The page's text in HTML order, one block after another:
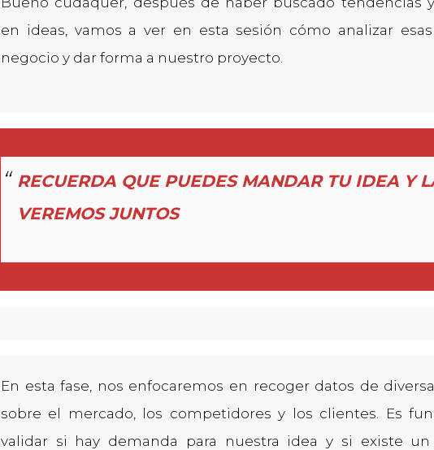
en ideas, vamos a ver en esta sesión cómo analizar
negocio y dar forma a nuestro proyecto.
RECUERDA QUE PUEDES MANDAR TU IDEA Y
VEREMOS JUNTOS
En esta fase, nos enfocaremos en recoger datos de
sobre el mercado, los competidores y los clientes. Es
validar si hay demanda para nuestra idea y si existe